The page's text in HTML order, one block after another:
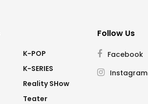
K-POP
K-SERIES
Reality SHow
Teater
Follow Us
Facebook
Instagram